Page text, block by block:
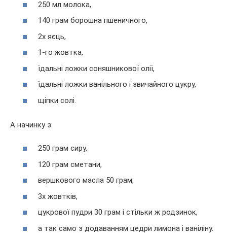
250 мл молока,
140 грам борошна пшеничного,
2х яєць,
1-го жовтка,
їдальні ложки соняшникової олії,
їдальні ложки ванільного і звичайного цукру,
щіпки солі.
А начинку з:
250 грам сиру,
120 грам сметани,
вершкового масла 50 грам,
3х жовтків,
цукрової пудри 30 грам і стільки ж родзинок,
а так само з додаванням цедри лимона і ваніліну.